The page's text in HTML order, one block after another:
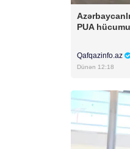
PUA hücumu
Qafqazinfo.az
Dünən 12:18